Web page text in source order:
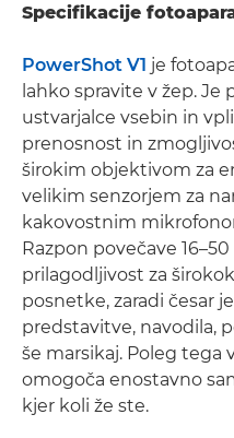
Specifikacije
PowerShot V1 je
lahko spravite v žep. Je
ustvarjalce vsebin in
prenosnost in
širokim objektivom za
velikim senzorjem za
kakovostnim
Razpon povečave
prilagodljivost za
posnetke, zaradi česar
predstavitve, navodila,
še marsikaj. Poleg tega
omogoča enostavno
kjer koli že ste.